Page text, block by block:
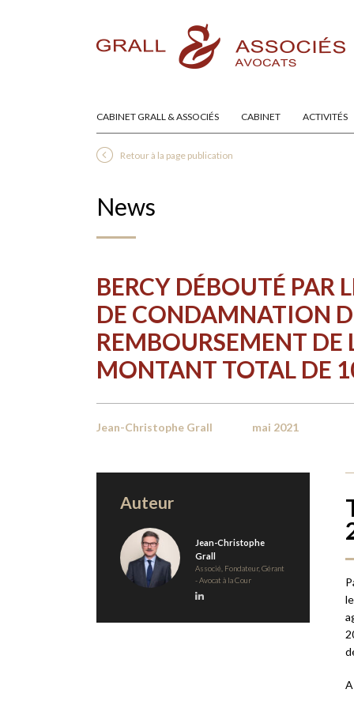
CABINET GRALL & ASSOCIÉS CABINET ACTIVITÉS
Retour à la page publication
News
BERCY DÉBOUTÉ PAR
DE CONDAMNATION
REMBOURSEMENT DE
MONTANT TOTAL DE
Jean-Christophe Grall mai 2021
Auteur
Jean-Christophe
Grall
Associé, Fondateur, Gérant
- Avocat à la Cour